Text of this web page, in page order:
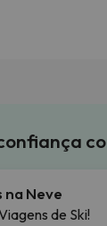
na Neve
de Ski!